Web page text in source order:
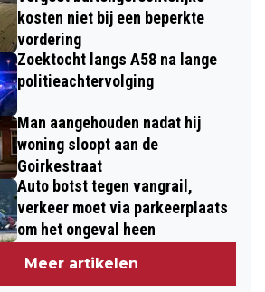
kosten niet bij een beperkte
vordering
Zoektocht langs A58 na lange
politieachtervolging
Man aangehouden nadat hij
woning sloopt aan de
Goirkestraat
Auto botst tegen vangrail,
verkeer moet via parkeerplaats
om het ongeval heen
Meer artikelen